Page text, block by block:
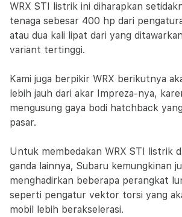
WRX STI listrik ini diharapkan
tenaga sebesar 400 hp dari
atau dua kali lipat dari yang
variant tertinggi.
Kami juga berpikir WRX berikutnya
lebih jauh dari akar Impreza-nya,
mengusung gaya bodi hatchback
pasar.
Untuk membedakan WRX STI listrik
ganda lainnya, Subaru kemungkinan
menghadirkan beberapa perangkat
seperti pengatur vektor torsi yang
mobil lebih berakselerasi.